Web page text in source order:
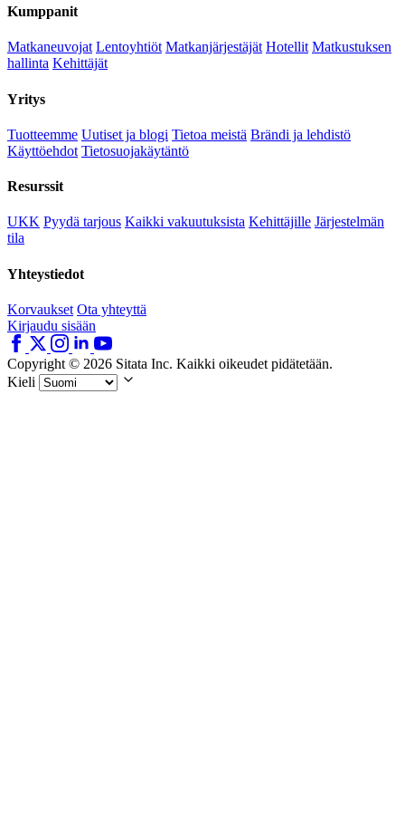
Kumppanit
Matkaneuvojat Lentoyhtiöt Matkanjärjestäjät Hotellit Matkustuksen
hallinta Kehittäjät
Yritys
Tuotteemme Uutiset ja blogi Tietoa meistä Brändi ja lehdistö
Käyttöehdot Tietosuojakäytäntö
Resurssit
UKK Pyydä tarjous Kaikki vakuutuksista Kehittäjille Järjestelmän
tila
Yhteystiedot
Korvaukset Ota yhteyttä
Kirjaudu sisään
Copyright © 2026 Sitata Inc. Kaikki oikeudet pidätetään.
Kieli